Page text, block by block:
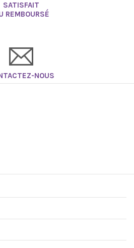
SATISFAIT
REMBOURSÉ
NOUS